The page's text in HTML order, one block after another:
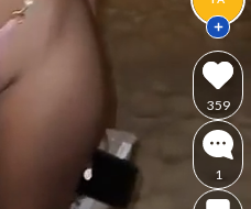
359
1